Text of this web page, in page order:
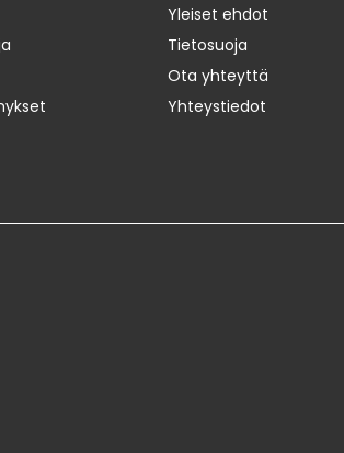
Yleiset ehdot
Tietosuoja
Ota yhteyttä
Yhteystiedot